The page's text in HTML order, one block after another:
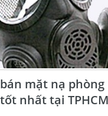
mặt nạ phòng
nhất tại